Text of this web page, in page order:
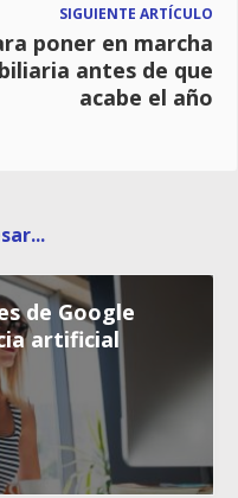
SIGUIENTE ARTÍCULO
poner en marcha
antes de que
acabe el año
de Google
artificial